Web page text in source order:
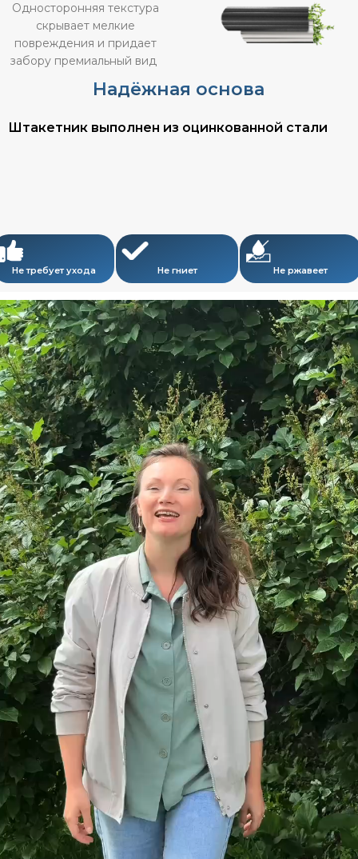
Односторонняя текстура
скрывает мелкие
повреждения и придает
забору премиальный вид
Надёжная основа
Штакетник выполнен из оцинкованной стали
Не требует ухода Не гниет Не ржавеет